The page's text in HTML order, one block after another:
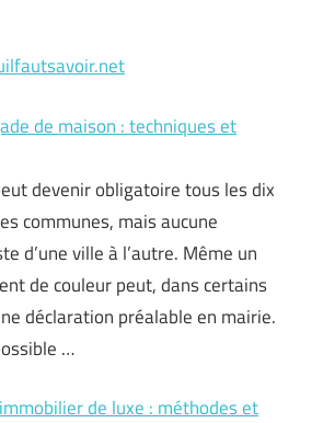
de maison : techniques et
devenir obligatoire tous les dix
communes, mais aucune
d’une ville à l’autre. Même un
de couleur peut, dans certains
déclaration préalable en mairie.
…
de luxe : méthodes et